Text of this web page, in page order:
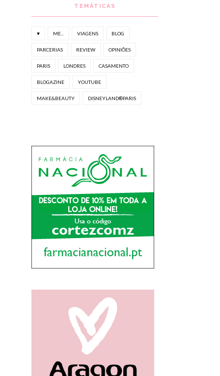
TEMÁTICAS
♥ ME... VIAGENS BLOG
PARCERIAS REVIEW OPINIÕES
PARIS LONDRES CASAMENTO
BLOGAZINE YOUTUBE
MAKE&BEAUTY DISNEYLAND®PARIS